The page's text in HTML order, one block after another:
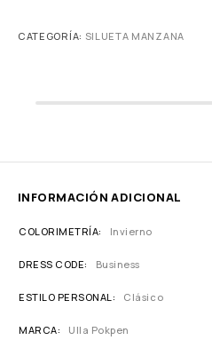
CATEGORÍA: SILUETA MANZANA
INFORMACIÓN ADICIONAL
COLORIMETRÍA Invierno
DRESS CODE Business
ESTILO PERSONAL Clásico
MARCA Ulla Pokpen